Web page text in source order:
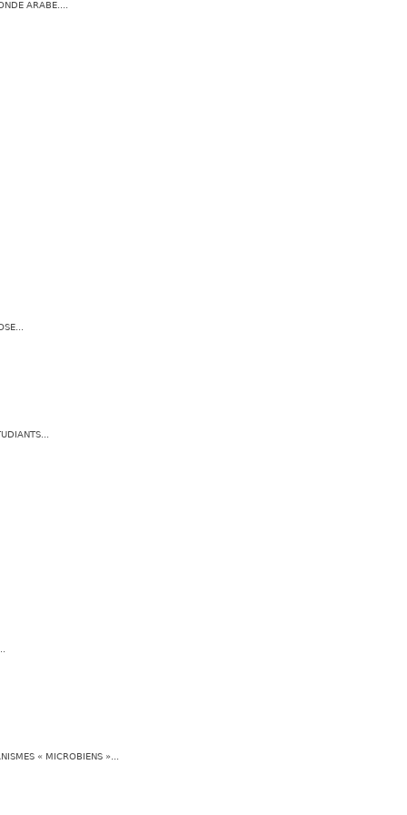
ARABE....
« MICROBIENS »...